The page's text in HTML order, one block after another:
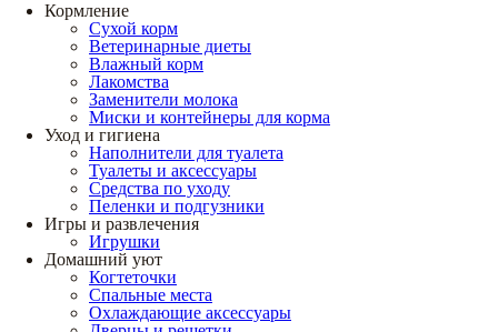
Кормление
Сухой корм
Ветеринарные диеты
Влажный корм
Лакомства
Заменители молока
Миски и контейнеры для корма
Уход и гигиена
Наполнители для туалета
Туалеты и аксессуары
Средства по уходу
Пеленки и подгузники
Игры и развлечения
Игрушки
Домашний уют
Когтеточки
Спальные места
Охлаждающие аксессуары